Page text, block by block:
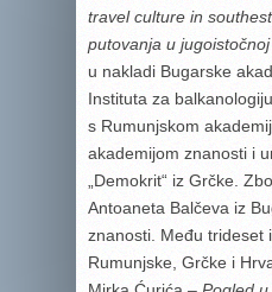
travel culture in
putovanja u
u nakladi Bugarske
Instituta za
s Rumunjskom
akademijom znanosti i
„Demokrit“ iz Grčke.
Antoaneta Balčeva iz
znanosti. Među trideset
Rumunjske, Grčke i